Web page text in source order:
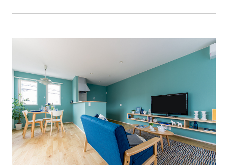
****************************
<完成現場>
■埼玉県三郷市新和2-272-3付近 木造2階建て
1LDK×3戸、2LDK×3戸
■埼玉県越谷市大字大泊663-1付近 木造2階建て
2LDK×8戸
<構造現場>
■会場/埼玉りそな銀行 鳩ケ谷支店2階 セミナールー
川口市鳩ケ谷本町1-15-19(埼玉高速鉄道「鳩ケ谷
駅」徒歩10分)
■定員/20名 参加無料
■内容/
<第1部>
・講師:埼玉りそな銀行 従業員
「空き家問題」基礎知識